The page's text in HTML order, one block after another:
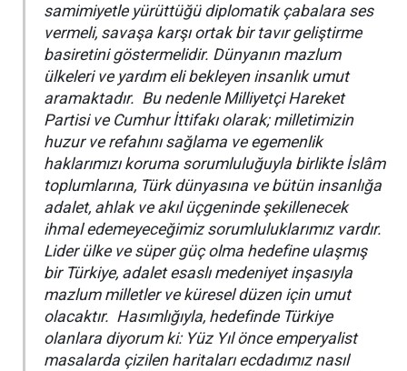
samimiyetle yürüttüğü diplomatik çabalara ses
vermeli, savaşa karşı ortak bir tavır geliştirme
basiretini göstermelidir. Dünyanın mazlum
ülkeleri ve yardım eli bekleyen insanlık umut
aramaktadır. Bu nedenle Milliyetçi Hareket
Partisi ve Cumhur İttifakı olarak; milletimizin
huzur ve refahını sağlama ve egemenlik
haklarımızı koruma sorumluluğuyla birlikte İslâm
toplumlarına, Türk dünyasına ve bütün insanlığa
adalet, ahlak ve akıl üçgeninde şekillenecek
ihmal edemeyeceğimiz sorumluluklarımız vardır.
Lider ülke ve süper güç olma hedefine ulaşmış
bir Türkiye, adalet esaslı medeniyet inşasıyla
mazlum milletler ve küresel düzen için umut
olacaktır. Hasımlığıyla, hedefinde Türkiye
olanlara diyorum ki: Yüz Yıl önce emperyalist
masalarda çizilen haritaları ecdadımız nasıl